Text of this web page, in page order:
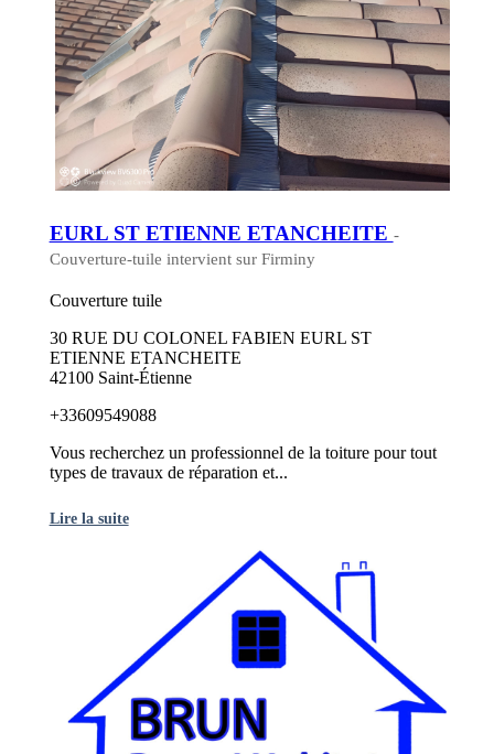
EURL ST ETIENNE ETANCHEITE -
Couverture-tuile intervient sur Firminy
Couverture tuile
30 RUE DU COLONEL FABIEN EURL ST
ETIENNE ETANCHEITE
42100 Saint-Étienne
+33609549088
Vous recherchez un professionnel de la toiture pour tout
types de travaux de réparation et...
Lire la suite